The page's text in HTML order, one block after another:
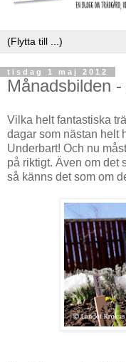
tisdag 1 maj 2012
Månadsbilden
Vilka helt fantastiska
dagar som nästan helt
Underbart! Och nu
på riktigt. Även om det
så känns det som om